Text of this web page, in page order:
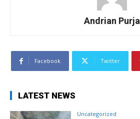
Andrian Purja
Facebook Twitter
LATEST NEWS
Uncategorized